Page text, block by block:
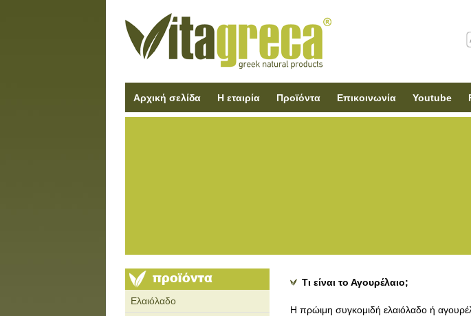
Αρχική σελίδα Η εταιρία Προϊόντα Επικοινωνία Youtube
Ελαιόλαδο
Τι είναι το Αγουρέλαιο;
Η πρώιμη συγκομιδή ελαιόλαδο ή